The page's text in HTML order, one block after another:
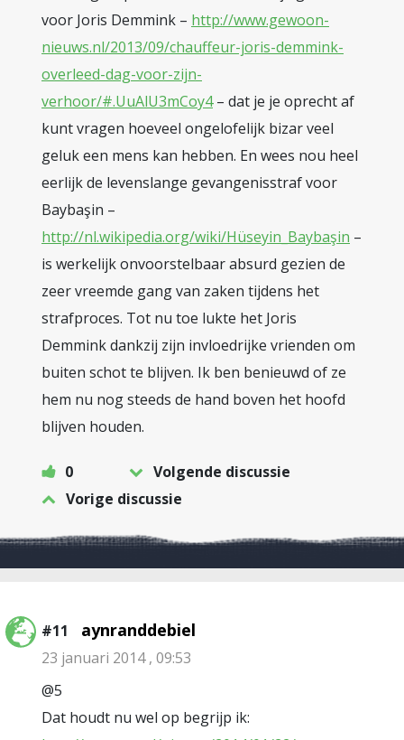
voor Joris Demmink – http://www.gewoon-
nieuws.nl/2013/09/chauffeur-joris-demmink-
overleed-dag-voor-zijn-
verhoor/#.UuAlU3mCoy4– dat je je oprecht af
kunt vragen hoeveel ongelofelijk bizar veel
geluk een mens kan hebben. En wees nou heel
eerlijk de levenslange gevangenisstraf voor
Baybaşin –
http://nl.wikipedia.org/wiki/Hüseyin_Baybaşin –
is werkelijk onvoorstelbaar absurd gezien de
zeer vreemde gang van zaken tijdens het
strafproces. Tot nu toe lukte het Joris
Demmink dankzij zijn invloedrijke vrienden om
buiten schot te blijven. Ik ben benieuwd of ze
hem nu nog steeds de hand boven het hoofd
blijven houden.
0
Volgende discussie
Vorige discussie
#11 aynranddebiel
23 januari 2014 , 09:53
@5
Dat houdt nu wel op begrijp ik: